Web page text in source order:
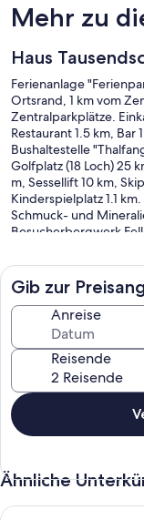
Mehr zu
Haus
Ferienanlage
Ortsrand, 1 km vom
Zentralparkplätze.
Restaurant 1.5 km, Bar
Bushaltestelle
Golfplatz (18 Loch) 25
m, Sessellift 10 km,
Kinderspielplatz 1.1
Schmuck- und
Besucherbergwerk
Erbeskopf 10 km.
Entladen am
"Erbeskopf", besteht
Blockhausstil,
Rasen- und
"Haus
Komfortabel und
mit Sat-TV
Zimmer mit 2 Betten
Kochplatten,
elektrische
Kinderhochstuhl,
erlaubt. Rauchmelder.
Gib zur
Anreise
Reisende
Ähnliche
Ferienhaus 8 in